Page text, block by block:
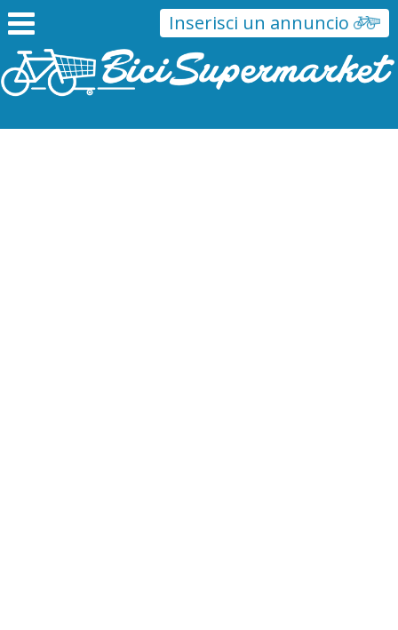
Inserisci un annuncio